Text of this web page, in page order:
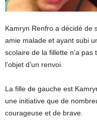
Kamryn Renfro a décidé de
amie malade et ayant subi
scolaire de la fillette n’a
l’objet d’un renvoi.
La fille de gauche est
une initiative que de
courageuse et de brave.